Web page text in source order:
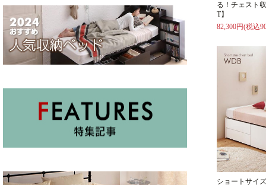
る！チェスト
T】
82,300円(税込
ショートサイ